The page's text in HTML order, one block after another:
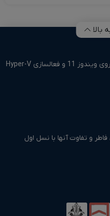
بالا
و تفاوت آنها با نسل اول